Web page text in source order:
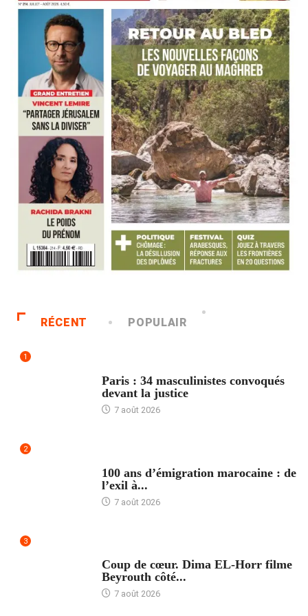
RÉCENT POPULAIR
1
Paris : 34 masculinistes convoqués
devant la justice
7 août 2026
2
100 ans d’émigration marocaine : de
l’exil à...
7 août 2026
3
Coup de cœur. Dima EL-Horr filme
Beyrouth côté...
7 août 2026